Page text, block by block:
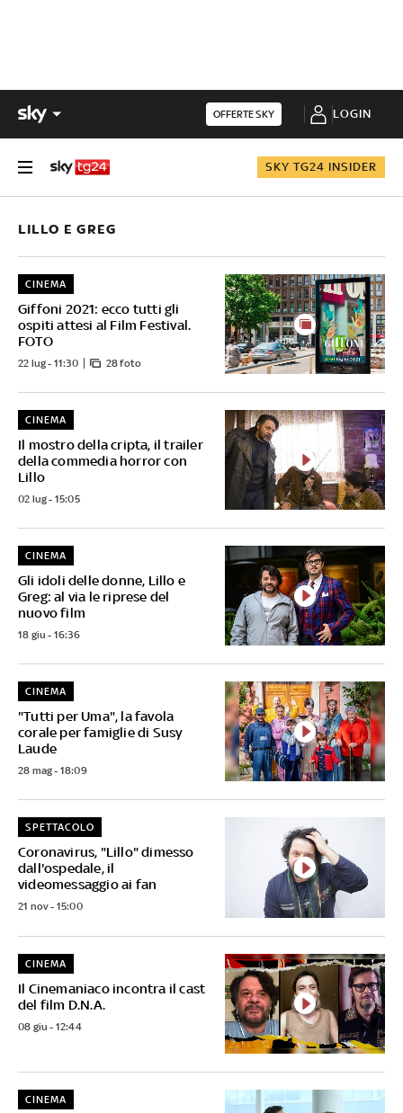
OFFERTE SKY LOGIN
SKY TG24 INSIDER
LILLO E GREG
Giffoni 2021: ecco tutti gli
ospiti attesi al Film Festival.
FOTO
CINEMA
22 lug - 11:30 28 foto
Il mostro della cripta, il trailer
della commedia horror con
Lillo
CINEMA
02 lug - 15:05
Gli idoli delle donne, Lillo e
Greg: al via le riprese del
nuovo film
CINEMA
18 giu - 16:36
"Tutti per Uma", la favola
corale per famiglie di Susy
Laude
CINEMA
28 mag - 18:09
Coronavirus, "Lillo" dimesso
dall'ospedale, il
videomessaggio ai fan
SPETTACOLO
21 nov - 15:00
Il Cinemaniaco incontra il cast
del film D.N.A.
CINEMA
08 giu - 12:44
CINEMA